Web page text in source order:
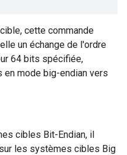
cette commande
un échange de l'ordre
64 bits spécifiée,
en mode big-endian vers
cibles Bit-Endian, il
les systèmes cibles Big